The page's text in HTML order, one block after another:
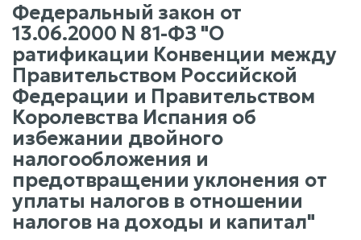
Федеральный закон от
13.06.2000 N 81-ФЗ "О
ратификации Конвенции между
Правительством Российской
Федерации и Правительством
Королевства Испания об
избежании двойного
налогообложения и
предотвращении уклонения от
уплаты налогов в отношении
налогов на доходы и капитал"